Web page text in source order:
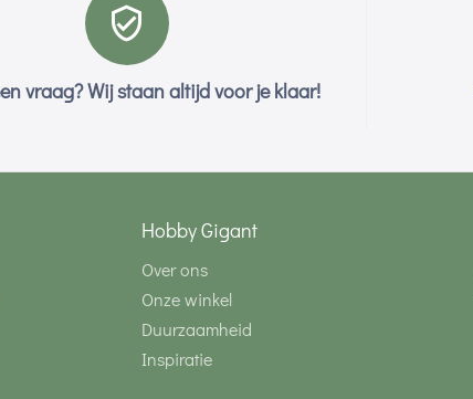
vraag? Wij staan altijd voor je klaar!
Hobby Gigant
Over ons
Onze winkel
Duurzaamheid
Inspiratie